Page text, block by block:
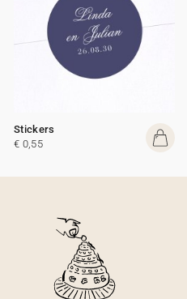
Stickers
€ 0,55